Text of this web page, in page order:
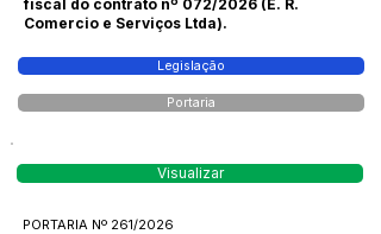
fiscal do contrato nº 072/2026 (E. R.
Comercio e Serviços Ltda).
Legislação
Portaria
Visualizar
PORTARIA Nº 261/2026